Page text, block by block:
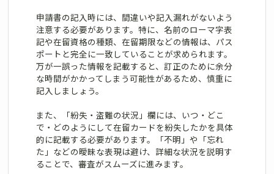
申請書の記入時には、間違いや記入漏れがないよう
注意する必要があります。特に、名前のローマ字表
記や在留資格の種類、在留期限などの情報は、パス
ポートと完全に一致していることが求められます。
万が一誤った情報を記載すると、訂正のために余分
な時間がかかってしまう可能性があるため、慎重に
記入しましょう。
また、「紛失・盗難の状況」欄には、いつ・どこ
で・どのようにして在留カードを紛失したかを具体
的に記載する必要があります。「不明」や「忘れ
た」などの曖昧な表現は避け、詳細な状況を説明す
ることで、審査がスムーズに進みます。